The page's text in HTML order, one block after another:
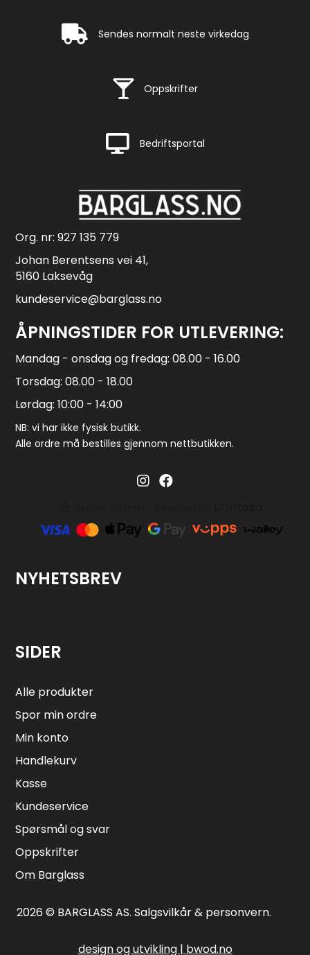
Rask levering
Sendes normalt neste virkedag
Rask levering
Oppskrifter
Rask levering
Bedriftsportal
Org. nr: 927 135 779
Johan Berentsens vei 41,
5160 Laksevåg
kundeservice@barglass.no
ÅPNINGSTIDER FOR UTLEVERING:
Mandag - onsdag og fredag: 08.00 - 16.00
Torsdag: 08.00 - 18.00
Lørdag: 10:00 - 14:00
NB: vi har ikke fysisk butikk.
Alle ordre må bestilles gjennom nettbutikken.
Barglass.no instagram
Barglass facebook
NYHETSBREV
SIDER
Alle produkter
Spor min ordre
Min konto
Handlekurv
Kasse
Kundeservice
Spørsmål og svar
Oppskrifter
Om Barglass
2026 © BARGLASS AS. Salgsvilkår & personvern.
design og utvikling | bwod.no